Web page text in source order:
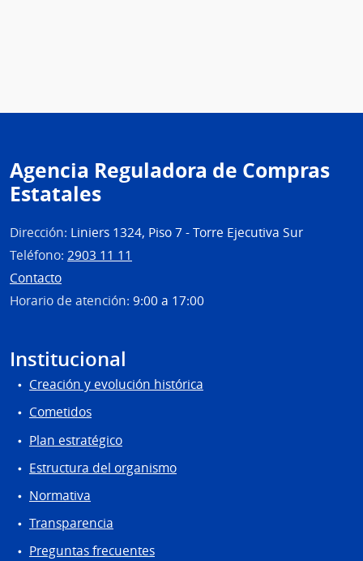
Agencia Reguladora de Compras
Estatales
Dirección: Liniers 1324, Piso 7 - Torre Ejecutiva Sur
Teléfono: 2903 11 11
Contacto
Horario de atención: 9:00 a 17:00
Institucional
Creación y evolución histórica
Cometidos
Plan estratégico
Estructura del organismo
Normativa
Transparencia
Preguntas frecuentes